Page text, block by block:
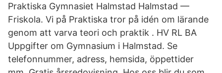
Praktiska Gymnasiet Halmstad Halmstad —
Friskola. Vi på Praktiska tror på idén om lärande
genom att varva teori och praktik . HV RL BA
Uppgifter om Gymnasium i Halmstad. Se
telefonnummer, adress, hemsida, öppettider